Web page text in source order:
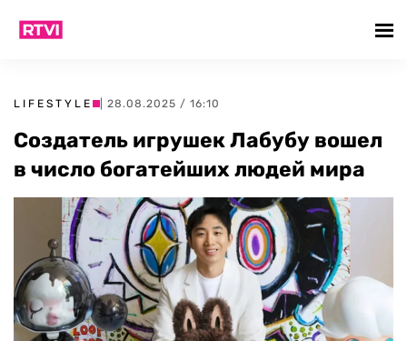
LIFESTYLE | 28.08.2025 / 16:10
Создатель игрушек Лабубу вошел
в число богатейших людей мира